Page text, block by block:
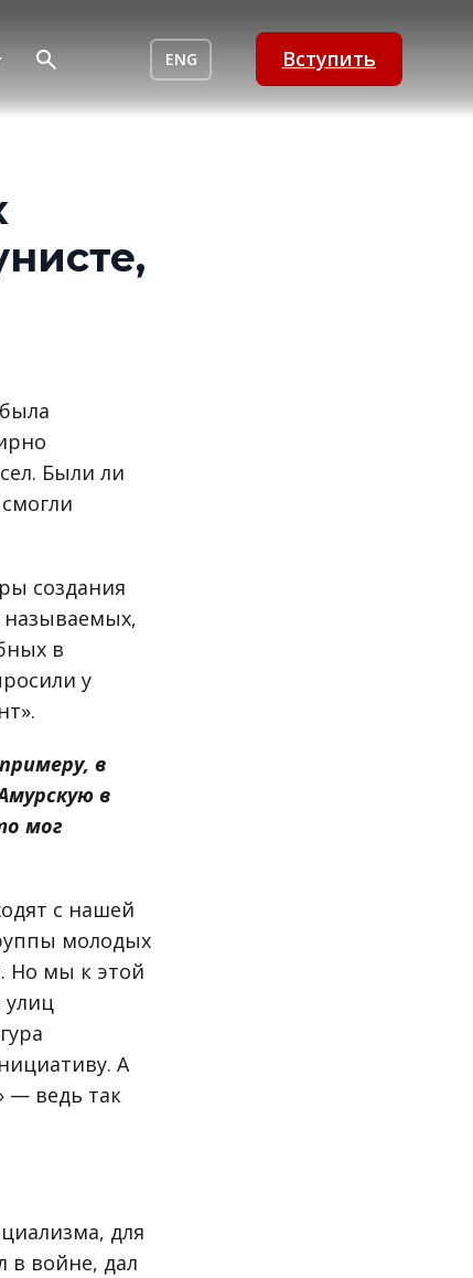
ENG Вступить
Были ли
создания
называемых,
в
у
в
в
мог
с нашей
молодых
Но мы к этой
А
— ведь так
для
в войне, дал